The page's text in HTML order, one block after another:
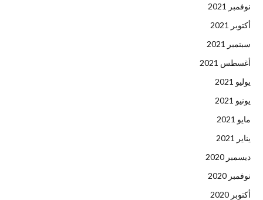
نوفمبر 2021
أكتوبر 2021
سبتمبر 2021
أغسطس 2021
يوليو 2021
يونيو 2021
مايو 2021
يناير 2021
ديسمبر 2020
نوفمبر 2020
أكتوبر 2020